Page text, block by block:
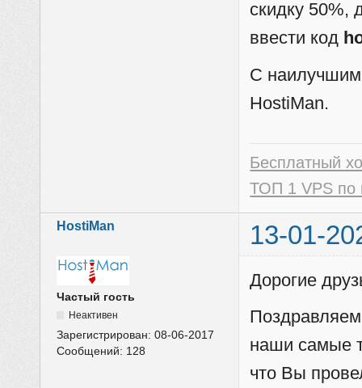
скидку 50%,
ввести код
С
HostiMan.
Бесплатный
ТОП 1 VPS по
HostiMan 13-01-
Частый гость
Неактивен
Зарегистрирован:08-06-2017
Сообщений: 128
Дорогие
наши самые
что Вы